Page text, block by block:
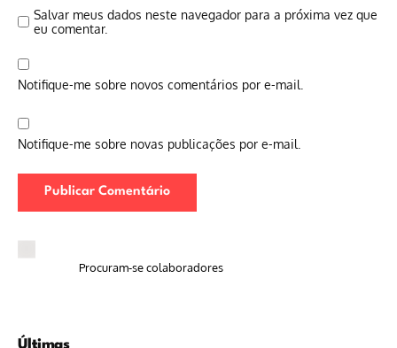
Salvar meus dados neste navegador para a próxima vez que
eu comentar.
Notifique-me sobre novos comentários por e-mail.
Notifique-me sobre novas publicações por e-mail.
Procuram-se colaboradores